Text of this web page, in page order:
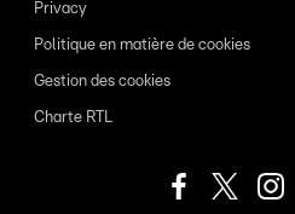
Privacy
Politique en matière de cookies
Gestion des cookies
Charte RTL